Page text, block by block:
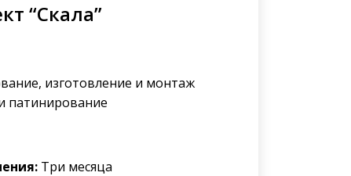
“Скала”
изготовление и монтаж
патинирование
Три месяца